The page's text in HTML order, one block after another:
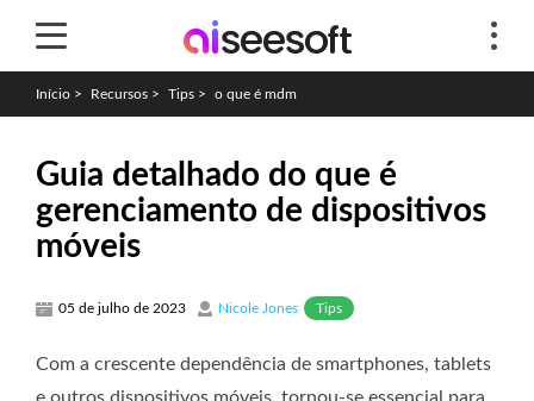
Início > Recursos > Tips > o que é mdm
Guia detalhado do que é
gerenciamento de dispositivos
móveis
05 de julho de 2023 Nicole Jones Tips
Com a crescente dependência de smartphones, tablets